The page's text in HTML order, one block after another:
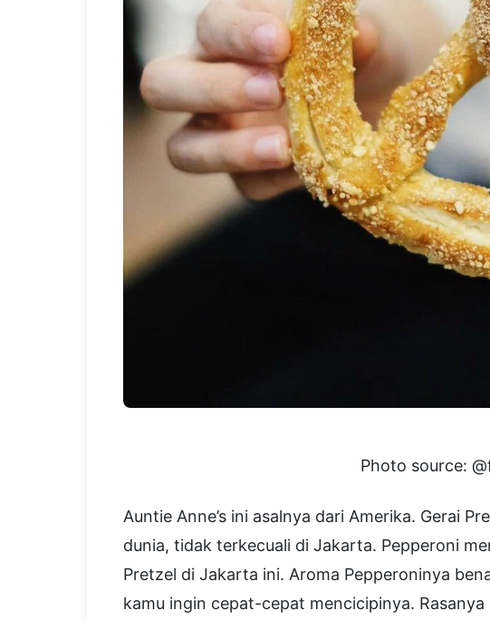
Photo source:
Auntie Anne’s ini asalnya dari Amerika. Gerai
dunia, tidak terkecuali di Jakarta. Pepperoni
Pretzel di Jakarta ini. Aroma Pepperoninya
kamu ingin cepat-cepat mencicipinya.